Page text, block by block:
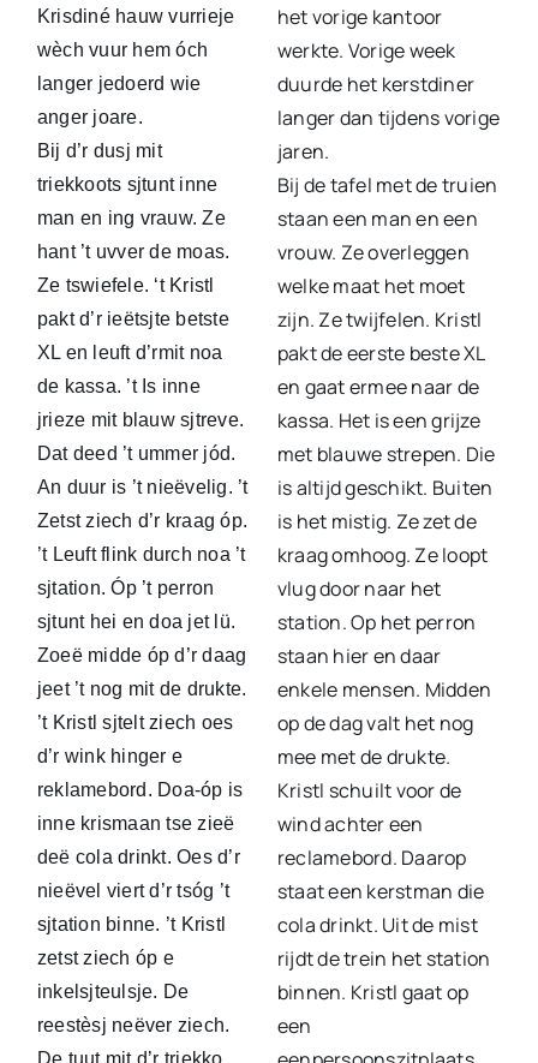
Krisdiné hauw vurrieje
wèch vuur hem óch
langer jedoerd wie
anger joare.
Bij d’r dusj mit
triekkoots sjtunt inne
man en ing vrauw. Ze
hant ’t uvver de moas.
Ze tswiefele. ‘t Kristl
pakt d’r ieëtsjte betste
XL en leuft d’rmit noa
de kassa. ’t Is inne
jrieze mit blauw sjtreve.
Dat deed ’t ummer jód.
An duur is ’t nieëvelig. ’t
Zetst ziech d’r kraag óp.
’t Leuft flink durch noa ’t
sjtation. Óp ’t perron
sjtunt hei en doa jet lü.
Zoeë midde óp d’r daag
jeet ’t nog mit de drukte.
’t Kristl sjtelt ziech oes
d’r wink hinger e
reklamebord. Doa-óp is
inne krismaan tse zieë
deë cola drinkt. Oes d’r
nieëvel viert d’r tsóg ’t
sjtation binne. ’t Kristl
zetst ziech óp e
inkelsjteulsje. De
reestèsj neëver ziech.
De tuut mit d’r triekko
het vorige kantoor
werkte. Vorige week
duurde het kerstdiner
langer dan tijdens vorige
jaren.
Bij de tafel met de truien
staan een man en een
vrouw. Ze overleggen
welke maat het moet
zijn. Ze twijfelen. Kristl
pakt de eerste beste XL
en gaat ermee naar de
kassa. Het is een grijze
met blauwe strepen. Die
is altijd geschikt. Buiten
is het mistig. Ze zet de
kraag omhoog. Ze loopt
vlug door naar het
station. Op het perron
staan hier en daar
enkele mensen. Midden
op de dag valt het nog
mee met de drukte.
Kristl schuilt voor de
wind achter een
reclamebord. Daarop
staat een kerstman die
cola drinkt. Uit de mist
rijdt de trein het station
binnen. Kristl gaat op
een